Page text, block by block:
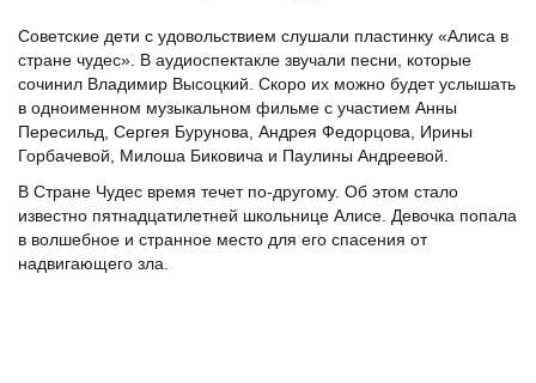
Советские дети с удовольствием слушали пластинку «Алиса в
стране чудес». В аудиоспектакле звучали песни, которые
сочинил Владимир Высоцкий. Скоро их можно будет услышать
в одноименном музыкальном фильме с участием Анны
Пересильд, Сергея Бурунова, Андрея Федорцова, Ирины
Горбачевой, Милоша Биковича и Паулины Андреевой.
В Стране Чудес время течет по-другому. Об этом стало
известно пятнадцатилетней школьнице Алисе. Девочка попала
в волшебное и странное место для его спасения от
надвигающего зла.